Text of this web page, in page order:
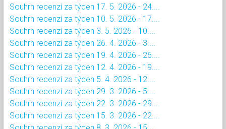
Souhrn recenzí za týden 17. 5. 2026 - 24....
Souhrn recenzí za týden 10. 5. 2026 - 17....
Souhrn recenzí za týden 3. 5. 2026 - 10....
Souhrn recenzí za týden 26. 4. 2026 - 3....
Souhrn recenzí za týden 19. 4. 2026 - 26....
Souhrn recenzí za týden 12. 4. 2026 - 19....
Souhrn recenzí za týden 5. 4. 2026 - 12....
Souhrn recenzí za týden 29. 3. 2026 - 5....
Souhrn recenzí za týden 22. 3. 2026 - 29....
Souhrn recenzí za týden 15. 3. 2026 - 22....